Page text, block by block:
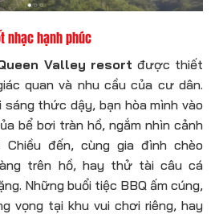
nhạc hạnh phúc
Valley resort được thiết
quan và nhu cầu của cư dân.
thức dậy, bạn hòa mình vào
bể bơi tràn hồ, ngắm nhìn cảnh
Chiều đến, cùng gia đình chèo
trên hồ, hay thử tài câu cá
Những buổi tiệc BBQ ấm cúng,
vọng tại khu vui chơi riêng, hay